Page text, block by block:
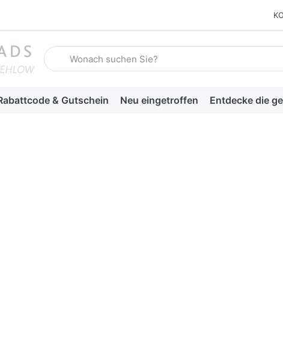
Geben Sie einen Suchbegriff ein. Während Sie tippen,
& Gutschein Neu eingetroffen Entdecke die